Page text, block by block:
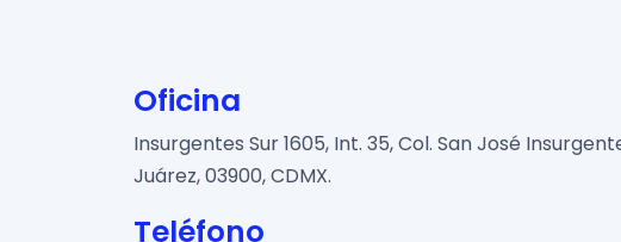
Oficina
Insurgentes Sur 1605, Int. 35, Col. San José
Juárez, 03900, CDMX.
Teléfono